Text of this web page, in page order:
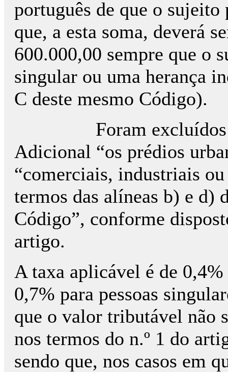
português de que o
que, a esta soma, deverá
600.000,00 sempre que o
singular ou uma herança
C deste mesmo Código).
Foram
Adicional “os prédios
“comerciais, industriais
termos das alíneas b) e d)
Código”, conforme
artigo.
A taxa aplicável é de 0,4%
0,7% para pessoas
que o valor tributável não
nos termos do n.º 1 do
sendo que, nos casos em